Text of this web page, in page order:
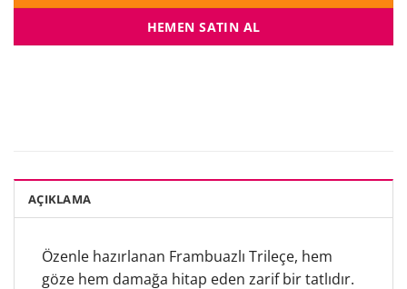
HEMEN SATIN AL
AÇIKLAMA
Özenle hazırlanan Frambuazlı Trileçe, hem
göze hem damağa hitap eden zarif bir tatlıdır.